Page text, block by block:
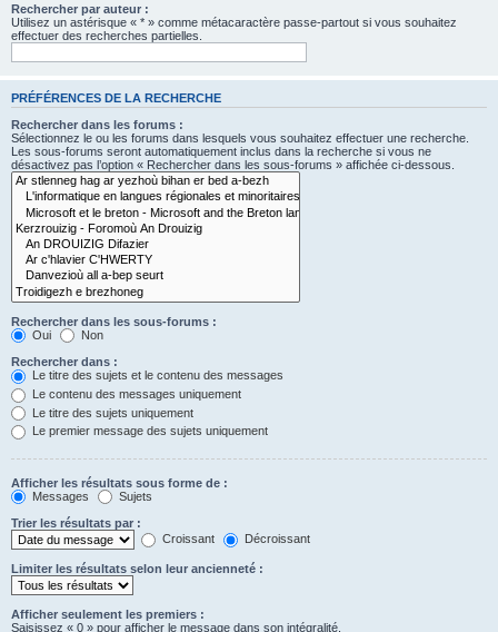
Rechercher par auteur :
Utilisez un astérisque « * » comme métacaractère passe-partout si vous souhaitez
effectuer des recherches partielles.
PRÉFÉRENCES DE LA RECHERCHE
Rechercher dans les forums :
Sélectionnez le ou les forums dans lesquels vous souhaitez effectuer une recherche.
Les sous-forums seront automatiquement inclus dans la recherche si vous ne
désactivez pas l’option « Rechercher dans les sous-forums » affichée ci-dessous.
Rechercher dans les sous-forums :
Oui
Non
Rechercher dans :
Le titre des sujets et le contenu des messages
Le contenu des messages uniquement
Le titre des sujets uniquement
Le premier message des sujets uniquement
Afficher les résultats sous forme de :
Messages
Sujets
Trier les résultats par :
Croissant
Décroissant
Limiter les résultats selon leur ancienneté :
Afficher seulement les premiers :
Saisissez « 0 » pour afficher le message dans son intégralité.